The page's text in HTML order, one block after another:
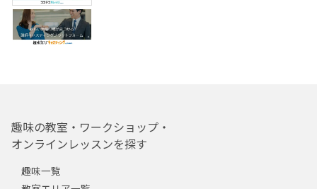
趣味の教室・ワークショップ・
オンラインレッスンを探す
趣味一覧